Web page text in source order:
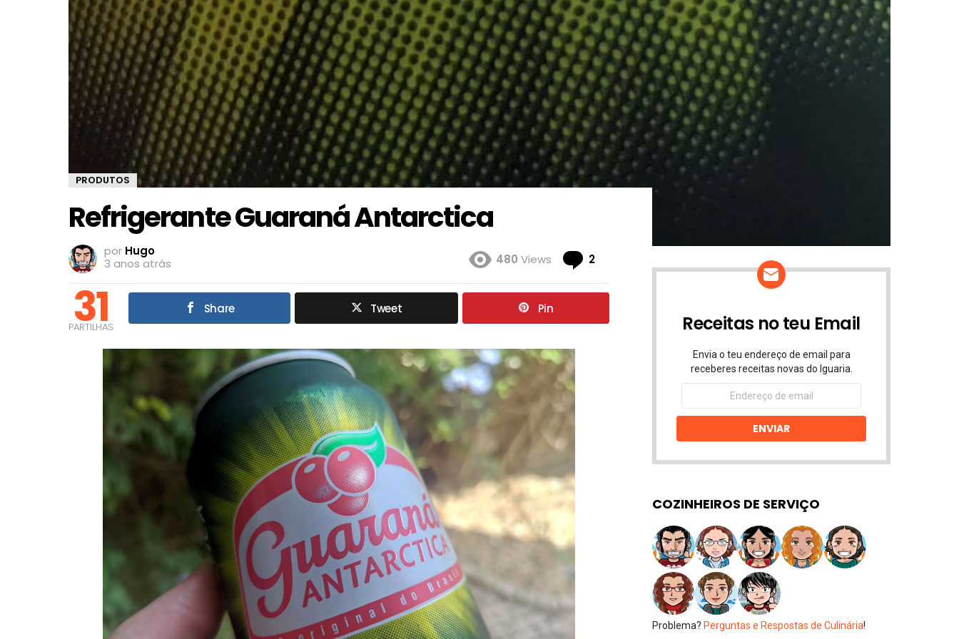
PRODUTOS
Refrigerante Guaraná Antarctica
por Hugo
3 anos atrás
480 Views 2
31
PARTILHAS
Share Tweet Pin
Receitas no teu Email
Envia o teu endereço de email para
receberes receitas novas do Iguaria.
Endereço
email
ENVIAR
COZINHEIROS DE SERVIÇO
Problema? Perguntas e Respostas de Culinária!